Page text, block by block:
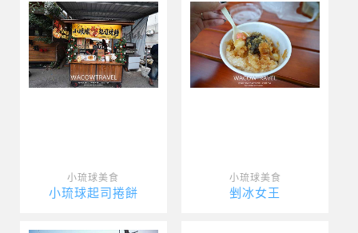
小琉球美食
小琉球起司捲餅
小琉球美食
剉冰女王